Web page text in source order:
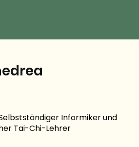
Informiker und
Tai-Chi-Lehrer